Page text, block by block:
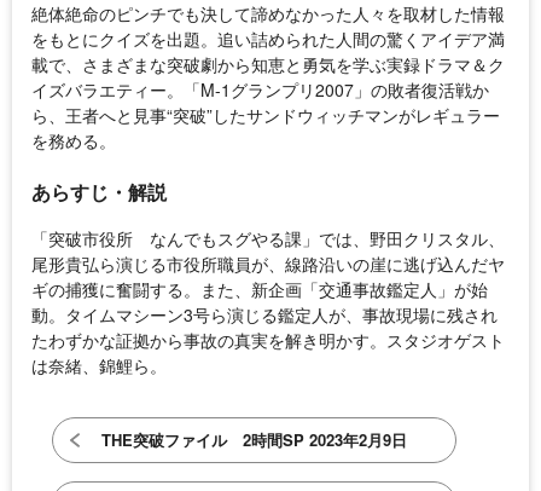
絶体絶命のピンチでも決して諦めなかった人々を取材した情報
をもとにクイズを出題。追い詰められた人間の驚くアイデア満
載で、さまざまな突破劇から知恵と勇気を学ぶ実録ドラマ＆ク
イズバラエティー。「M-1グランプリ2007」の敗者復活戦か
ら、王者へと見事“突破”したサンドウィッチマンがレギュラー
を務める。
あらすじ・解説
「突破市役所 なんでもスグやる課」では、野田クリスタル、
尾形貴弘ら演じる市役所職員が、線路沿いの崖に逃げ込んだヤ
ギの捕獲に奮闘する。また、新企画「交通事故鑑定人」が始
動。タイムマシーン3号ら演じる鑑定人が、事故現場に残され
たわずかな証拠から事故の真実を解き明かす。スタジオゲスト
は奈緒、錦鯉ら。
THE突破ファイル 2時間SP 2023年2月9日